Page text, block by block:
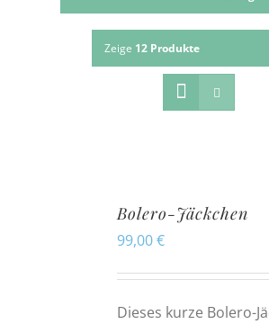
Zeige 12 Produkte
Bolero-Jäckchen
99,00€
Dieses kurze Bolero-